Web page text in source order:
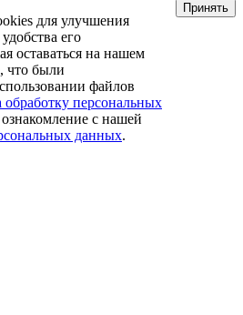
для улучшения
его
оставаться на нашем
что были
файлов
обработку персональных
с нашей
данных.
Принять